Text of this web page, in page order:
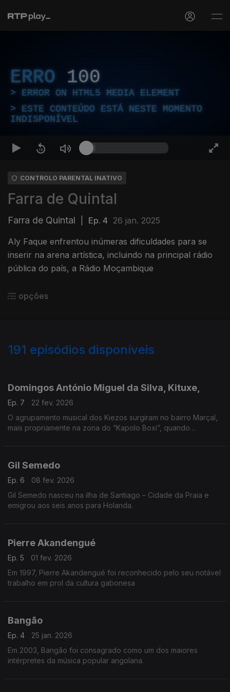
ERRO 100
ERROR ON HTML5 MEDIA ELEMENT
ESTE CONTEÚDO ESTÁ NESTE MOMENTO
INDISPONÍVEL
CONTROLO PARENTAL INATIVO
Farra de Quintal
Farra de Quintal Ep. 4 26 jan. 2025
Aly Faque enfrentou inúmeras dificuldades para se
inserir na arena artística, incluindo na principal rádio
pública do país, a Rádio Moçambique
opções
191 episódios disponíveis
Domingos António Miguel da Silva, Kituxe,
Ep. 7
22 fev. 2026
O agrupamento musical dos Kiezos surgiram no bairro Marçal,
mais propriamente na zona do “Kapolo Boxi”, quando
Gil Semedo
Ep. 6
08 fev. 2026
Gil Semedo nasceu na ilha de Santiago – Cidade da Praia e
emigrou aos seis anos para Holanda.
Pierre Akandengué
Ep. 5
01 fev. 2026
Em 1997, Pierre Akandengué foi reconhecido pelo seu notável
trabalho em prol da cultura gabonesa
Bangão
Ep. 4
25 jan. 2026
Em 2003, Bangão foi consagrado como um dos maiores
intérpretes da música popular angolana.